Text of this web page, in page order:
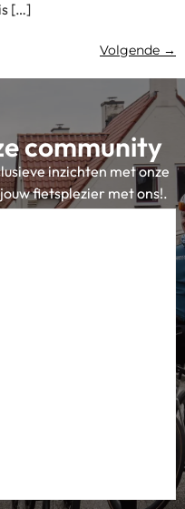
[…]
Volgende →
community
inzichten met onze
fietsplezier met ons!.